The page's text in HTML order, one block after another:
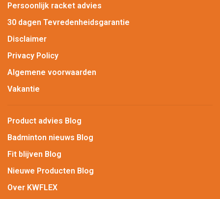
Persoonlijk racket advies
30 dagen Tevredenheidsgarantie
Disclaimer
Privacy Policy
Algemene voorwaarden
Vakantie
Product advies Blog
Badminton nieuws Blog
Fit blijven Blog
Nieuwe Producten Blog
Over KWFLEX